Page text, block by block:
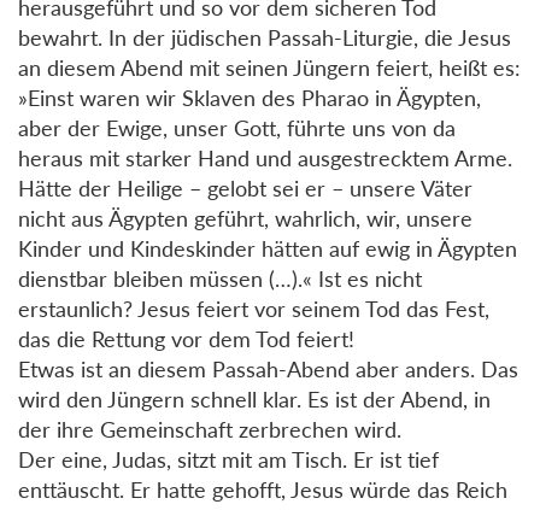
herausgeführt und so vor dem sicheren Tod
bewahrt. In der jüdischen Passah-Liturgie, die Jesus
an diesem Abend mit seinen Jüngern feiert, heißt es:
»Einst waren wir Sklaven des Pharao in Ägypten,
aber der Ewige, unser Gott, führte uns von da
heraus mit starker Hand und ausgestrecktem Arme.
Hätte der Heilige – gelobt sei er – unsere Väter
nicht aus Ägypten geführt, wahrlich, wir, unsere
Kinder und Kindeskinder hätten auf ewig in Ägypten
dienstbar bleiben müssen (…).« Ist es nicht
erstaunlich? Jesus feiert vor seinem Tod das Fest,
das die Rettung vor dem Tod feiert!
Etwas ist an diesem Passah-Abend aber anders. Das
wird den Jüngern schnell klar. Es ist der Abend, in
der ihre Gemeinschaft zerbrechen wird.
Der eine, Judas, sitzt mit am Tisch. Er ist tief
enttäuscht. Er hatte gehofft, Jesus würde das Reich